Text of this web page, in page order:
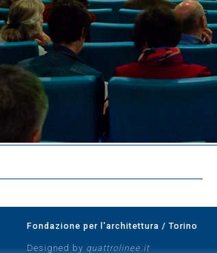
Fondazione per l'architettura / Torino
Designed by quattrolinee.it